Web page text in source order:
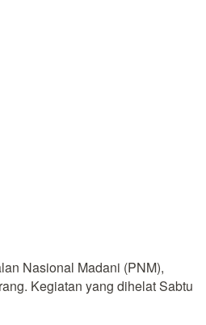
Nasional Madani (PNM),
Kegiatan yang dihelat Sabtu